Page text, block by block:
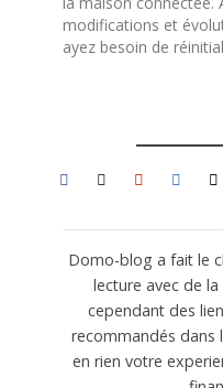
modifications et
ayez besoin de
Domo-blog a fait le
lecture avec de
cependant des
recommandés dans
en rien votre